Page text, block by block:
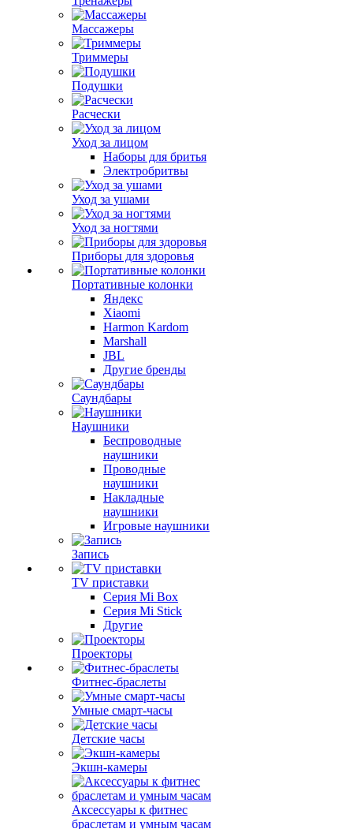
Массажеры
Триммеры
Подушки
Расчески
Уход за лицом
Наборы для бритья
Электробритвы
Уход за ушами
Уход за ногтями
Приборы для здоровья
Портативные колонки
Яндекс
Xiaomi
Harmon Kardom
Marshall
JBL
Другие бренды
Саундбары
Наушники
Беспроводные
наушники
Проводные
наушники
Накладные
наушники
Игровые наушники
Запись
TV приставки
Серия Mi Box
Серия Mi Stick
Другие
Проекторы
Фитнес-браслеты
Умные смарт-часы
Детские часы
Экшн-камеры
Аксессуары к фитнес
браслетам и умным часам